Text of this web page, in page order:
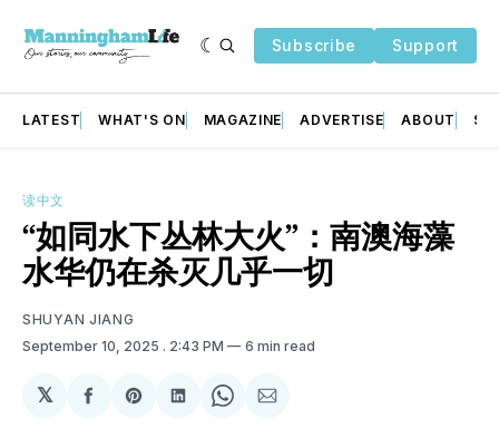
Subscribe Support
LATEST WHAT'S ON MAGAZINE ADVERTISE ABOUT
读中文
“如同水下丛林大火”：南澳海藻
水华仍在杀灭几乎一切
SHUYAN JIANG
September 10, 2025 . 2:43 PM 6 min read
𝕏
ShareShareShareShareShare